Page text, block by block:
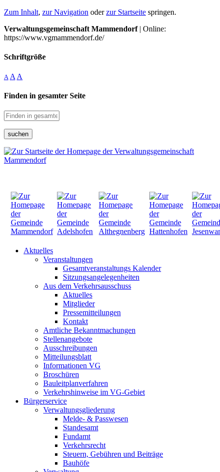
Zum Inhalt, zur Navigation oderzur Startseite springen.
Verwaltungsgemeinschaft Mammendorf| Online:
https://www.vgmammendorf.de/
Schriftgröße
A A A
Finden in gesamter Seite
suchen
Aktuelles
Veranstaltungen
Gesamtveranstaltungs Kalender
Sitzungsangelegenheiten
Aus dem Verkehrsausschuss
Aktuelles
Mitglieder
Pressemitteilungen
Kontakt
Amtliche Bekanntmachungen
Stellenangebote
Ausschreibungen
Mitteilungsblatt
Informationen VG
Broschüren
Bauleitplanverfahren
Verkehrshinweise im VG-Gebiet
Bürgerservice
Verwaltungsgliederung
Melde- & Passwesen
Standesamt
Fundamt
Verkehrsrecht
Steuern, Gebühren und Beiträge
Bauhöfe